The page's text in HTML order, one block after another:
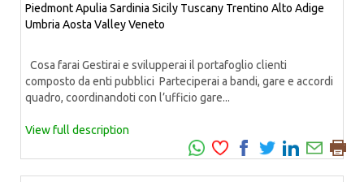
PiedmontApulia Sardinia Sicily Tuscany Trentino Alto Adige
Umbria Aosta ValleyVeneto
Cosa farai Gestirai e svilupperai il portafoglio clienti
composto da enti pubblici Parteciperai a bandi, gare e accordi
quadro, coordinandoti con l’ufficio gare...
View full description